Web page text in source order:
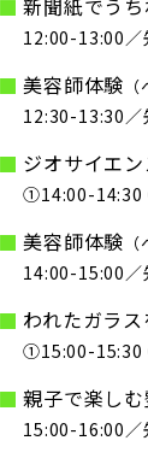
新聞紙でうち
12:00-13:00／
美容師体験
12:30-13:30／
ジオサイエ
①14:00-14:30
美容師体験
14:00-15:00／
われたガラ
①15:00-15:30
親子で楽し
15:00-16:00／